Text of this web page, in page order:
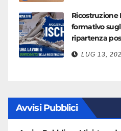
Ricostruzione
formativo
ripartenza
LUG 13,
Avvisi Pubblici